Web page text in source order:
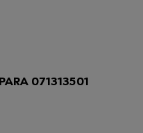
071313501